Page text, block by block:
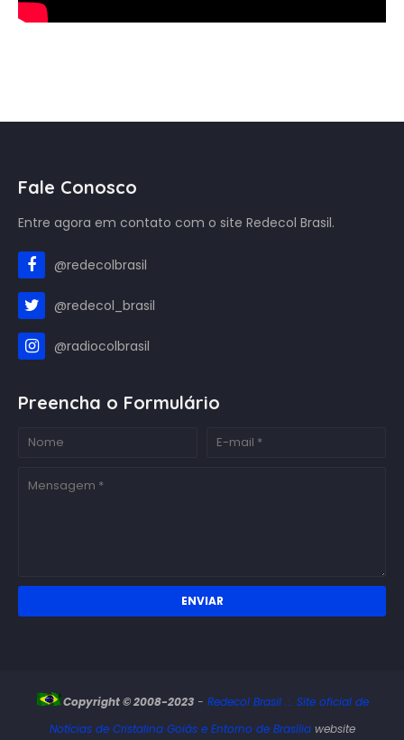
Fale Conosco
Entre agora em contato com o site Redecol Brasil.
@redecolbrasil
@redecol_brasil
@radiocolbrasil
Preencha o Formulário
Copyright © 2008-2023- Redecol Brasil .:. Site oficial de
Notícias de Cristalina Goiás e Entorno de Brasíliawebsite